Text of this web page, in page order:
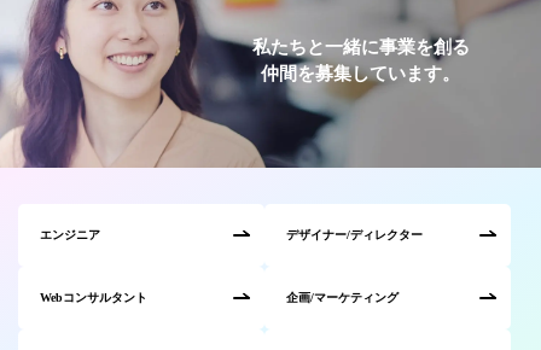
私たちと一緒に事業を創る
仲間を募集しています。
エンジニア デザイナー/ディレクター
Webコンサルタント 企画/マーケティング